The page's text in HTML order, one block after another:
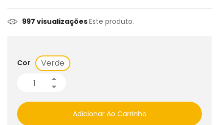
997 visualizaçõesEste produto.
Cor Verde
Adicionar Ao Carrinho